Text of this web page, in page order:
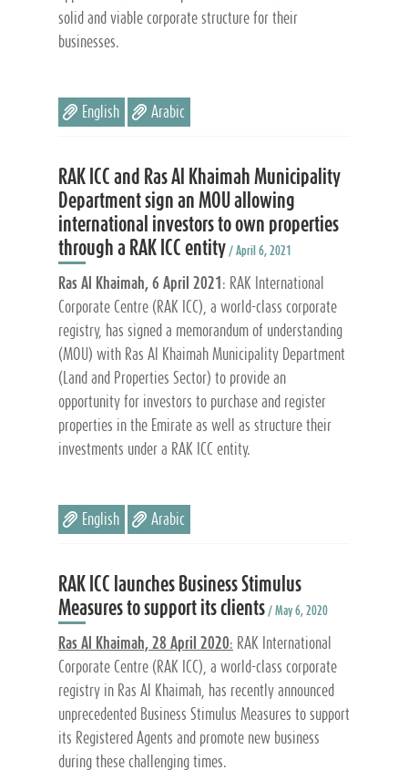
solid and viable corporate structure for their
businesses.
English Arabic
RAK ICC and Ras Al Khaimah Municipality
Department sign an MOU allowing
international investors to own properties
through a RAK ICC entity / April 6, 2021
Ras Al Khaimah, 6 April 2021 : RAK International
Corporate Centre (RAK ICC), a world-class corporate
registry, has signed a memorandum of understanding
(MOU) with Ras Al Khaimah Municipality Department
(Land and Properties Sector) to provide an
opportunity for investors to purchase and register
properties in the Emirate as well as structure their
investments under a RAK ICC entity.
English Arabic
RAK ICC launches Business Stimulus
Measures to support its clients / May 6, 2020
Ras Al Khaimah, 28 April 2020: RAK International
Corporate Centre (RAK ICC), a world-class corporate
registry in Ras Al Khaimah, has recently announced
unprecedented Business Stimulus Measures to support
its Registered Agents and promote new business
during these challenging times.